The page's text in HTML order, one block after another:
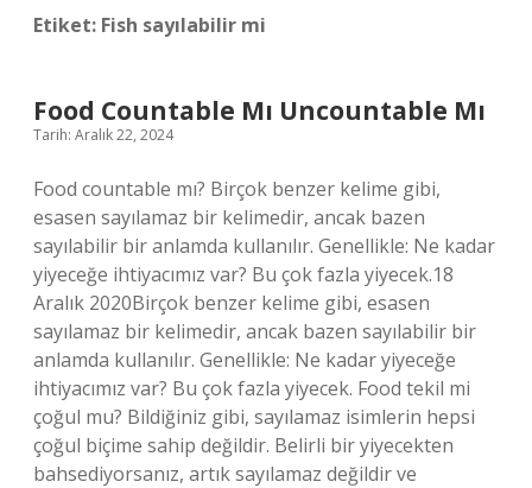
Etiket: Fish sayılabilir mi
Food Countable Mı Uncountable Mı
Tarih: Aralık 22, 2024
Food countable mı? Birçok benzer kelime gibi,
esasen sayılamaz bir kelimedir, ancak bazen
sayılabilir bir anlamda kullanılır. Genellikle: Ne kadar
yiyeceğe ihtiyacımız var? Bu çok fazla yiyecek.18
Aralık 2020Birçok benzer kelime gibi, esasen
sayılamaz bir kelimedir, ancak bazen sayılabilir bir
anlamda kullanılır. Genellikle: Ne kadar yiyeceğe
ihtiyacımız var? Bu çok fazla yiyecek. Food tekil mi
çoğul mu? Bildiğiniz gibi, sayılamaz isimlerin hepsi
çoğul biçime sahip değildir. Belirli bir yiyecekten
bahsediyorsanız, artık sayılamaz değildir ve